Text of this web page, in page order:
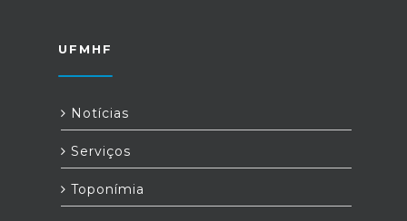
UFMHF
Notícias
Serviços
Toponímia